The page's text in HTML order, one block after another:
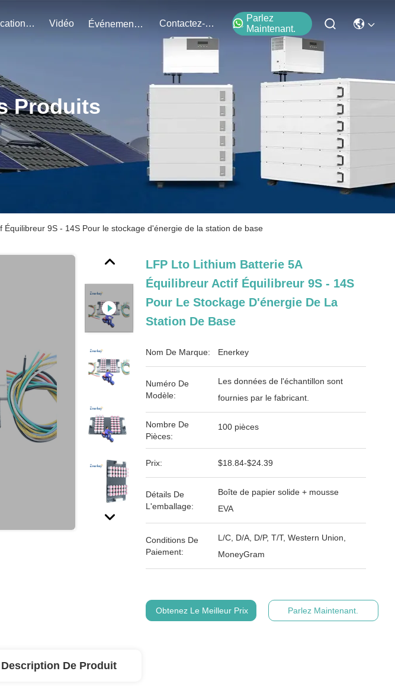
Application Du Projet Vidéo Événements Contactez-Nous
Parlez
Maintenant.
Produits
Équilibreur 9S - 14S Pour le stockage d'énergie de la station de base
LFP Lto Lithium Batterie 5A
Équilibreur Actif Équilibreur 9S - 14S
Pour Le Stockage D'énergie De La
Station De Base
Nom De Marque: Enerkey
Numéro De
Modèle:
Les données de l'échantillon sont
fournies par le fabricant.
Nombre De
Pièces:
100 pièces
Prix: $18.84-$24.39
Détails De
L'emballage:
Boîte de papier solide + mousse
EVA
Conditions De
Paiement:
L/C, D/A, D/P, T/T, Western Union,
MoneyGram
Obtenez Le Meilleur Prix Parlez Maintenant.
Description De Produit